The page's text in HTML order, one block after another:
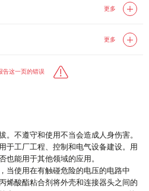
更多
更多
告这一页的错误
。不遵守和使用不当会造成人身伤害。
于工厂工程、控制和电气设备建设。用
也能用于其他领域的应用。
当使用在有触碰危险的电压的电路中
烯酸酯粘合剂将外壳和连接器头之间的